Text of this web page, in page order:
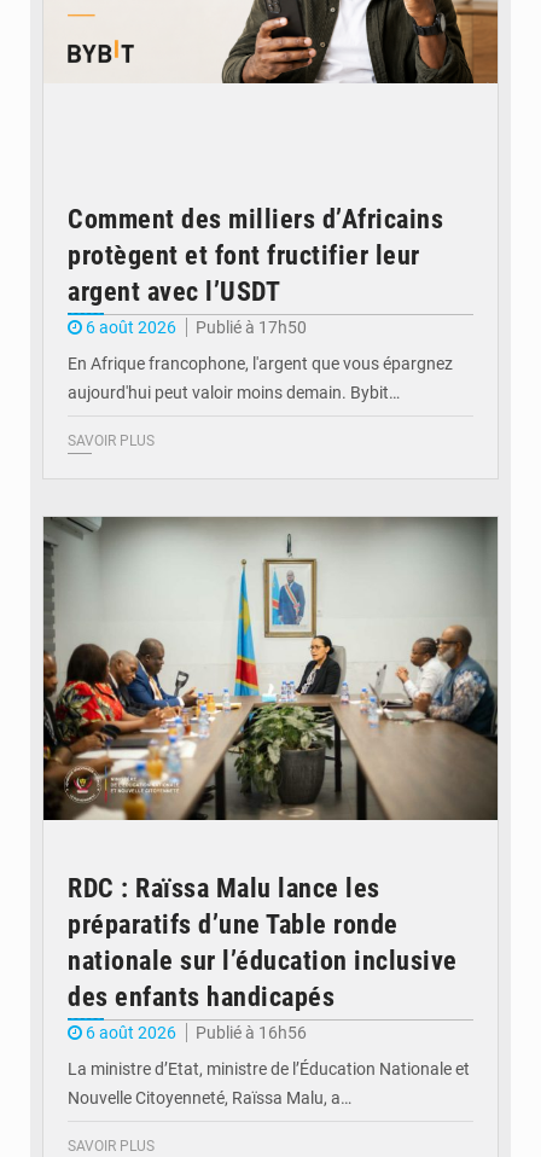
Comment des milliers d’Africains
protègent et font fructifier leur
argent avec l’USDT
6 août 2026
Publié à 17h50
En Afrique francophone, l'argent que vous épargnez
aujourd'hui peut valoir moins demain. Bybit…
SAVOIR PLUS
RDC : Raïssa Malu lance les
préparatifs d’une Table ronde
nationale sur l’éducation inclusive
des enfants handicapés
6 août 2026
Publié à 16h56
La ministre d’Etat, ministre de l’Éducation Nationale et
Nouvelle Citoyenneté, Raïssa Malu, a…
SAVOIR PLUS